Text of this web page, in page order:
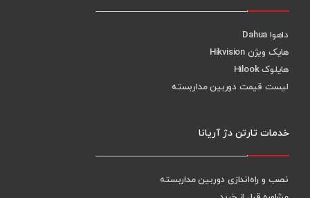
داهوا Dahua
هایک ویژن Hikvision
هایلوک Hilook
لیست قیمت دوربین مداربسته
خدمات تارتن دژ آریانا
نصب و راه‌اندازی دوربین مداربسته